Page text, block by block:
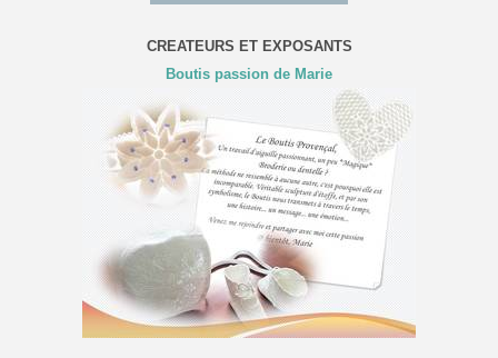
CREATEURS ET EXPOSANTS
Boutis passion de Marie